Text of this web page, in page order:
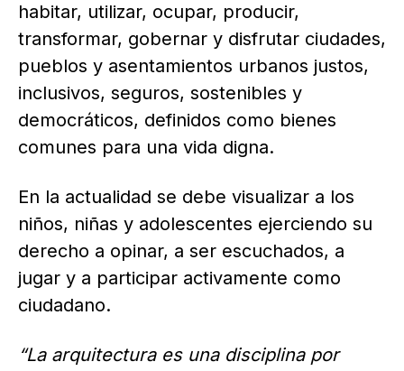
habitar, utilizar, ocupar, producir,
transformar, gobernar y disfrutar ciudades,
pueblos y asentamientos urbanos justos,
inclusivos, seguros, sostenibles y
democráticos, definidos como bienes
comunes para una vida digna.
En la actualidad se debe visualizar a los
niños, niñas y adolescentes ejerciendo su
derecho a opinar, a ser escuchados, a
jugar y a participar activamente como
ciudadano.
“La arquitectura es una disciplina por